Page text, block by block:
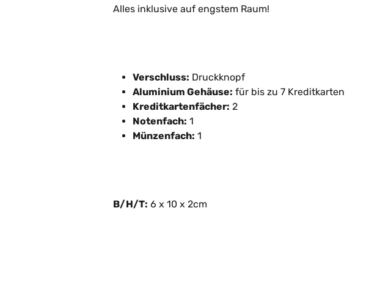
Alles inklusive auf engstem Raum!
Verschluss: Druckknopf
Aluminium Gehäuse: für bis zu 7 Kreditkarten
Kreditkartenfächer: 2
Notenfach: 1
Münzenfach: 1
B/H/T: 6 x 10 x 2cm